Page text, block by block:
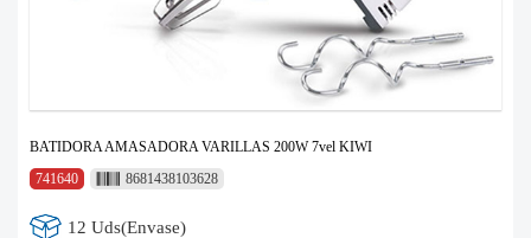
BATIDORA AMASADORA VARILLAS 200W 7vel KIWI
741640
8681438103628
12 Uds(Envase)